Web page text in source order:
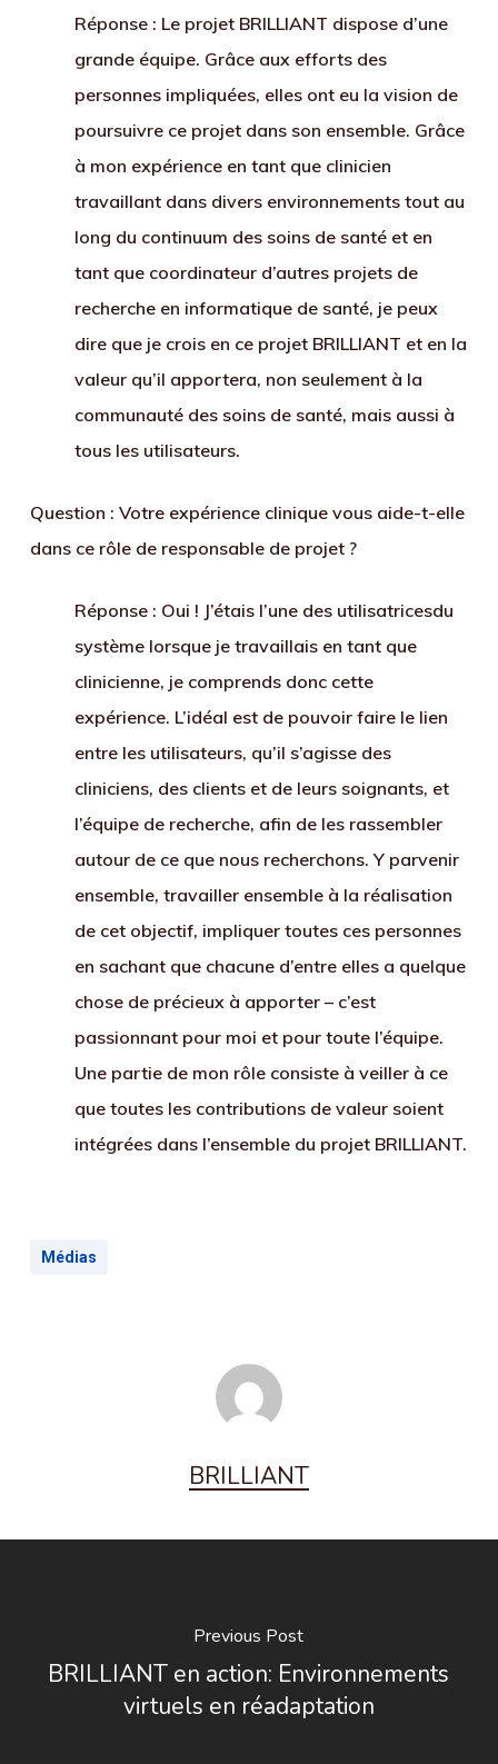
Réponse: Le projet BRILLIANT dispose d’une
grande équipe. Grâce aux efforts des
personnes impliquées, elles ont eu la vision de
poursuivre ce projet dans son ensemble. Grâce
à mon expérience en tant que clinicien
travaillant dans divers environnements tout au
long du continuum des soins de santé et en
tant que coordinateur d’autres projets de
recherche en informatique de santé, je peux
dire que je crois en ce projet BRILLIANT et en la
valeur qu’il apportera, non seulement à la
communauté des soins de santé, mais aussi à
tous les utilisateurs.
Question : Votre expérience clinique vous aide-t-elle
dans ce rôle de responsable de projet ?
Réponse: Oui ! J’étais l’une des utilisatricesdu
système lorsque je travaillais en tant que
clinicienne, je comprends donc cette
expérience. L’idéal est de pouvoir faire le lien
entre les utilisateurs, qu’il s’agisse des
cliniciens, des clients et de leurs soignants, et
l’équipe de recherche, afin de les rassembler
autour de ce que nous recherchons. Y parvenir
ensemble, travailler ensemble à la réalisation
de cet objectif, impliquer toutes ces personnes
en sachant que chacune d’entre elles a quelque
chose de précieux à apporter – c’est
passionnant pour moi et pour toute l’équipe.
Une partie de mon rôle consiste à veiller à ce
que toutes les contributions de valeur soient
intégrées dans l’ensemble du projet BRILLIANT.
Médias
BRILLIANT
Previous Post
BRILLIANT en action: Environnements
virtuels en réadaptation